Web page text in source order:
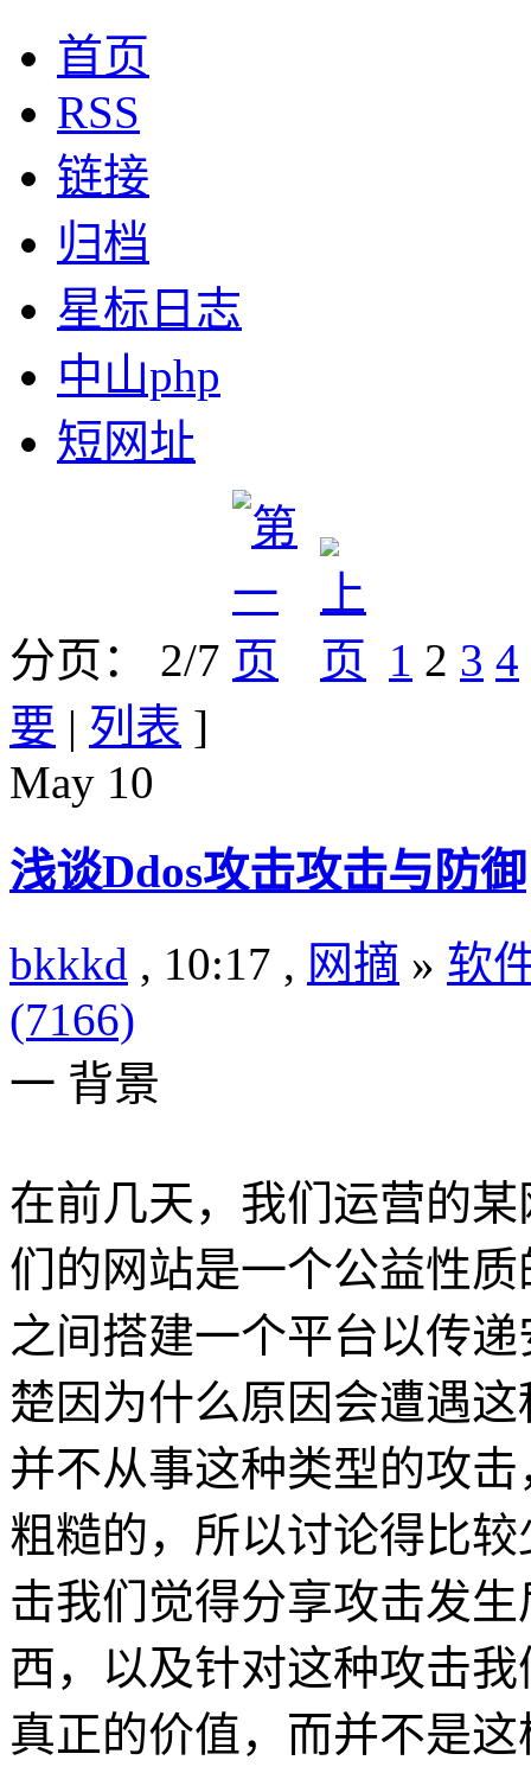
首页
RSS
链接
归档
星标日志
中山php
短网址
分页： 2/7 1 2 3 4
要 | 列表 ]
May 10
浅谈Ddos攻击攻击与防御
bkkkd , 10:17 , 网摘 » 软
(7166)
一 背景
在前几天，我们运营的
们的网站是一个公益性
之间搭建一个平台以传
楚因为什么原因会遭遇
并不从事这种类型的攻
粗糙的，所以讨论得比
击我们觉得分享攻击发
西，以及针对这种攻击
真正的价值，而并不是